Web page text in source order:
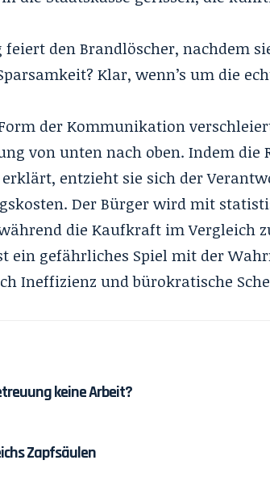
feiert den Brandlöscher, nachdem
Klar, wenn’s um die
der Kommunikation
von unten nach oben. Indem die
entzieht sie sich der
Der Bürger wird mit
die Kaufkraft im Vergleich
ein gefährliches Spiel mit der
Ineffizienz und bürokratische
keine Arbeit?
Zapfsäulen